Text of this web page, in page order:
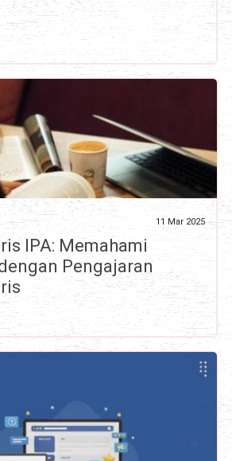
11 Mar 2025
IPA: Memahami
Pengajaran